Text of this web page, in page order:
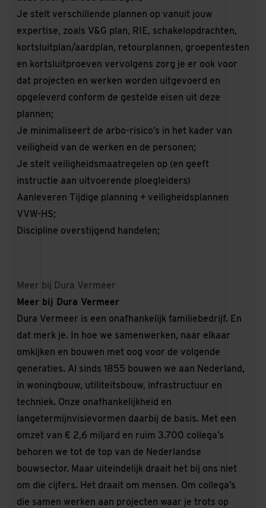
Je stelt verschillende plannen op vanuit jouw
expertise, zoals V&G plan, RIE, schakelopdrachten,
kortsluitplan/aardplan, retourplannen, groepentesten
en kortsluitproeven vervolgens zorg je er ook voor
dat projecten en werken worden uitgevoerd en
opgeleverd conform de gestelde eisen uit deze
plannen;
Je minimaliseert de arbo-risico’s in het kader van
veiligheid van de werken en de personen;
Je stelt veiligheidsmaatregelen op (en geeft
instructie aan uitvoerende ploegleiders)
Aanleveren Tijdige planning + veiligheidsplannen
VVW-HS;
Discipline overstijgend handelen;
Meer bij Dura Vermeer
Meer bij Dura Vermeer
Dura Vermeer is een onafhankelijk familiebedrijf. En
dat merk je. In hoe we samenwerken, naar elkaar
omkijken en bouwen met oog voor de volgende
generaties. Al sinds 1855 bouwen we aan Nederland,
in woningbouw, utiliteitsbouw, infrastructuur en
techniek. Onze onafhankelijkheid en
langetermijnvisievormen daarbij de basis. Met een
omzet van € 2,6 miljard en ruim 3.700 collega’s
behoren we tot de top van de Nederlandse
bouwsector. Maar uiteindelijk draait het bij ons niet
om die cijfers. Het draait om mensen. Om collega’s
die samen werken aan projecten waar je trots op